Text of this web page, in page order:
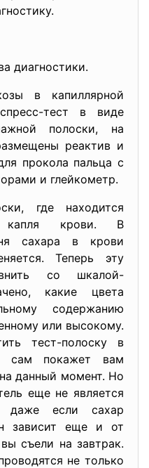
диагностики.
в капиллярной
тест в виде
полоски, на
реактив и
прокола пальца с
и глейкометр.
где находится
капля крови. В
сахара в крови
Теперь эту
со шкалой-
какие цвета
содержанию
или высокому.
тест-полоску в
сам покажет вам
данный момент. Но
еще не является
даже если сахар
зависит еще и от
съели на завтрак.
не только